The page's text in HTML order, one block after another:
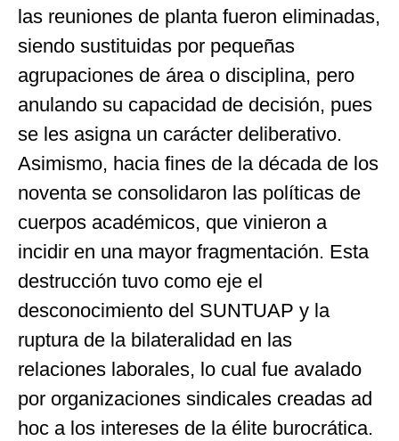
las reuniones de planta fueron eliminadas,
siendo sustituidas por pequeñas
agrupaciones de área o disciplina, pero
anulando su capacidad de decisión, pues
se les asigna un carácter deliberativo.
Asimismo, hacia fines de la década de los
noventa se consolidaron las políticas de
cuerpos académicos, que vinieron a
incidir en una mayor fragmentación. Esta
destrucción tuvo como eje el
desconocimiento del SUNTUAP y la
ruptura de la bilateralidad en las
relaciones laborales, lo cual fue avalado
por organizaciones sindicales creadas ad
hoc a los intereses de la élite burocrática.